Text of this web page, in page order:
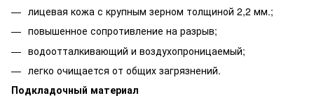
лицевая кожа с крупным зерном толщиной 2,2 мм.;
повышенное сопротивление на разрыв;
водоотталкивающий и воздухопроницаемый;
легко очищается от общих загрязнений.
Подкладочный материал